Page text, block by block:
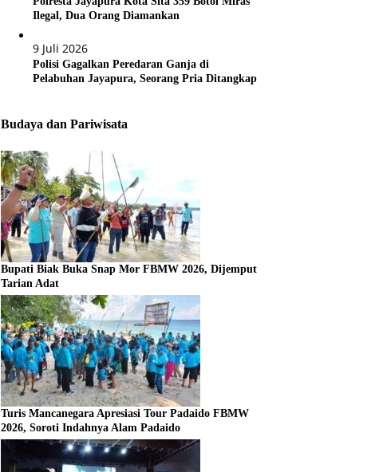
Ilegal, Dua Orang Diamankan
9 Juli 2026
Polisi Gagalkan Peredaran Ganja di
Pelabuhan Jayapura, Seorang Pria Ditangkap
Budaya dan Pariwisata
Bupati Biak Buka Snap Mor FBMW 2026, Dijemput
Tarian Adat
Turis Mancanegara Apresiasi Tour Padaido FBMW
2026, Soroti Indahnya Alam Padaido